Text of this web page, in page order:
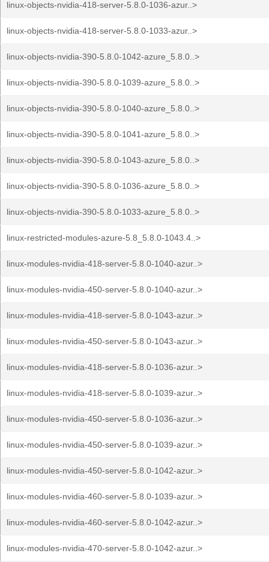
linux-objects-nvidia-418-server-5.8.0-1036-azur..>
linux-objects-nvidia-418-server-5.8.0-1033-azur..>
linux-objects-nvidia-390-5.8.0-1042-azure_5.8.0..>
linux-objects-nvidia-390-5.8.0-1039-azure_5.8.0..>
linux-objects-nvidia-390-5.8.0-1040-azure_5.8.0..>
linux-objects-nvidia-390-5.8.0-1041-azure_5.8.0..>
linux-objects-nvidia-390-5.8.0-1043-azure_5.8.0..>
linux-objects-nvidia-390-5.8.0-1036-azure_5.8.0..>
linux-objects-nvidia-390-5.8.0-1033-azure_5.8.0..>
linux-restricted-modules-azure-5.8_5.8.0-1043.4..>
linux-modules-nvidia-418-server-5.8.0-1040-azur..>
linux-modules-nvidia-450-server-5.8.0-1040-azur..>
linux-modules-nvidia-418-server-5.8.0-1043-azur..>
linux-modules-nvidia-450-server-5.8.0-1043-azur..>
linux-modules-nvidia-418-server-5.8.0-1036-azur..>
linux-modules-nvidia-418-server-5.8.0-1039-azur..>
linux-modules-nvidia-450-server-5.8.0-1036-azur..>
linux-modules-nvidia-450-server-5.8.0-1039-azur..>
linux-modules-nvidia-450-server-5.8.0-1042-azur..>
linux-modules-nvidia-460-server-5.8.0-1039-azur..>
linux-modules-nvidia-460-server-5.8.0-1042-azur..>
linux-modules-nvidia-470-server-5.8.0-1042-azur..>